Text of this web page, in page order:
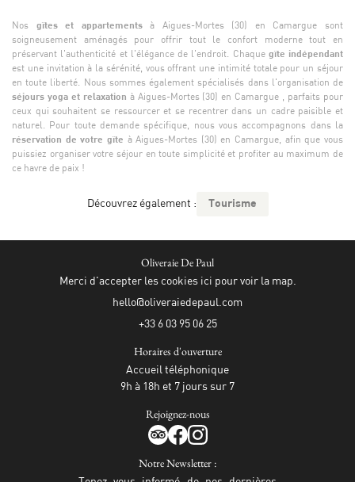
Nos gîtes et appartementsà Aigues-Mortes (30) en Camargue sont
soigneusement aménagés pour offrir tout le confort moderne tout en
préservant l'authenticité et l'élégance de l'endroit. Chaque gîte indépendant
est une invitation à la sérénité, vous offrant une intimité totale pour un séjour
en toute liberté. Nous sommes également spécialisés dans l'organisation de
séjours yoga et relaxation à Aigues-Mortes (30) en Camargue , parfaits pour
ceux qui souhaitent se ressourcer et se recentrer dans un cadre paisible et
naturel. Pour toute demande spécifique, nous vous accompagnons dans la
réservation de votre gîte à Aigues-Mortes (30) en Camargue, afin que vous
puissiez organiser votre séjour en toute simplicité et profiter au maximum de
ce havre de paix !
Découvrez également : Tourisme
Oliveraie De Paul
Merci d'accepter les cookies ici pour voir la map.
+33 6 03 95 06 25
Horaires d'ouverture
Accueil téléphonique
9h à 18h et 7 jours sur 7
Rejoignez-nous
Notre Newsletter :